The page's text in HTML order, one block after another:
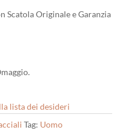
Scatola Originale e Garanzia
lista dei desideri
Tag: Uomo